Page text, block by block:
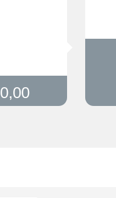
0,00